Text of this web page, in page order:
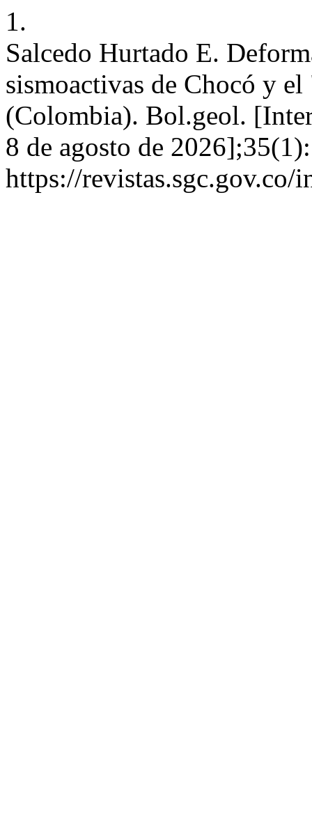
1.
Salcedo Hurtado E.
sismoactivas de Chocó y
(Colombia). Bol.geol.
8 de agosto de
https://